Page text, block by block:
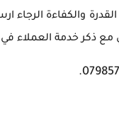
والكفاءة الرجاء
مع ذكر خدمة العملاء